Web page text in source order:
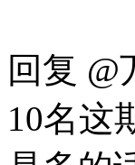
回复
10名这